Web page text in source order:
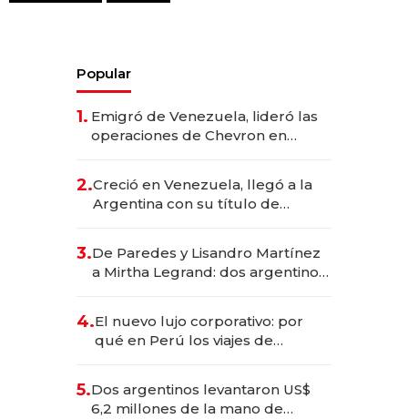
Popular
1. Emigró de Venezuela, lideró las
operaciones de Chevron en
2.Creció en Venezuela, llegó a la
Argentina con su título de
las marcas "fast premium"
3.De Paredes y Lisandro Martínez
a Mirtha Legrand: dos argentinos
4.El nuevo lujo corporativo: por
qué en Perú los viajes de
para convertirse en experiencias
transformadoras
5.Dos argentinos levantaron US$
6,2 millones de la mano de